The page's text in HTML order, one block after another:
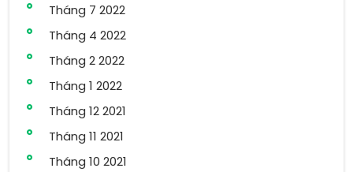
Tháng 7 2022
Tháng 4 2022
Tháng 2 2022
Tháng 1 2022
Tháng 12 2021
Tháng 11 2021
Tháng 10 2021